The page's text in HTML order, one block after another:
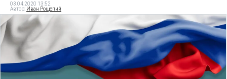
03.04.2020 13:52
Автор: Иван Рощепий